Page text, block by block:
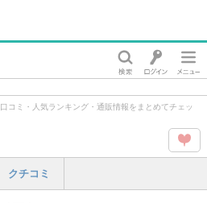
コミ・人気ランキング・通販情報をまとめてチェッ
タグ
クチコミ